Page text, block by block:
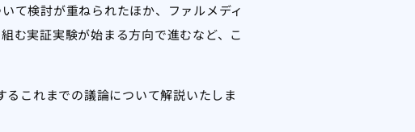
て検討が重ねられたほか、ファルメディ
む実証実験が始まる方向で進むなど、こ
これまでの議論について解説いたしま